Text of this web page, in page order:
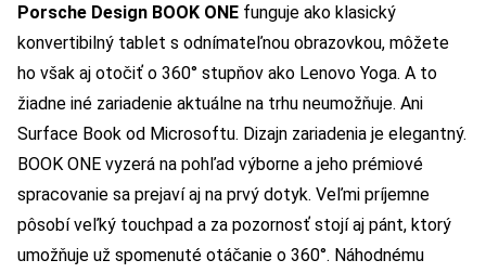
Porsche Design BOOK ONE funguje ako klasický
konvertibilný tablet s odnímateľnou obrazovkou, môžete
ho však aj otočiť o 360° stupňov ako Lenovo Yoga. A to
žiadne iné zariadenie aktuálne na trhu neumožňuje. Ani
Surface Book od Microsoftu. Dizajn zariadenia je elegantný.
BOOK ONE vyzerá na pohľad výborne a jeho prémiové
spracovanie sa prejaví aj na prvý dotyk. Veľmi príjemne
pôsobí veľký touchpad a za pozornosť stojí aj pánt, ktorý
umožňuje už spomenuté otáčanie o 360°. Náhodnému